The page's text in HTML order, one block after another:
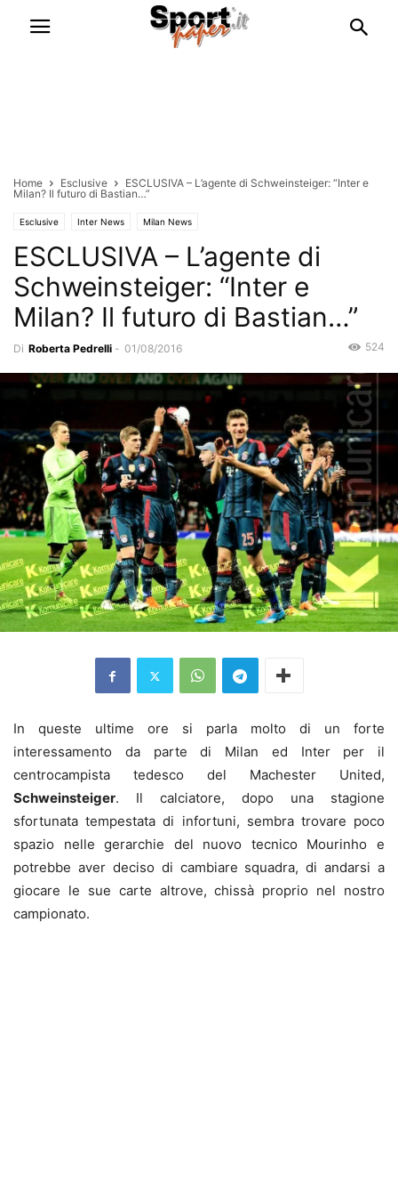
Home Esclusive
ESCLUSIVA – L’agente di Schweinsteiger: “Inter e
Milan? Il futuro di Bastian…”
Esclusive Inter News Milan News
ESCLUSIVA – L’agente di
Schweinsteiger: “Inter e
Milan? Il futuro di Bastian…”
Di Roberta Pedrelli - 01/08/2016 524
In queste ultime ore si parla molto di un forte
interessamento da parte di Milan ed Inter per il
centrocampista tedesco del Machester United,
Schweinsteiger. Il calciatore, dopo una stagione
sfortunata tempestata di infortuni, sembra trovare poco
spazio nelle gerarchie del nuovo tecnico Mourinho e
potrebbe aver deciso di cambiare squadra, di andarsi a
giocare le sue carte altrove, chissà proprio nel nostro
campionato.